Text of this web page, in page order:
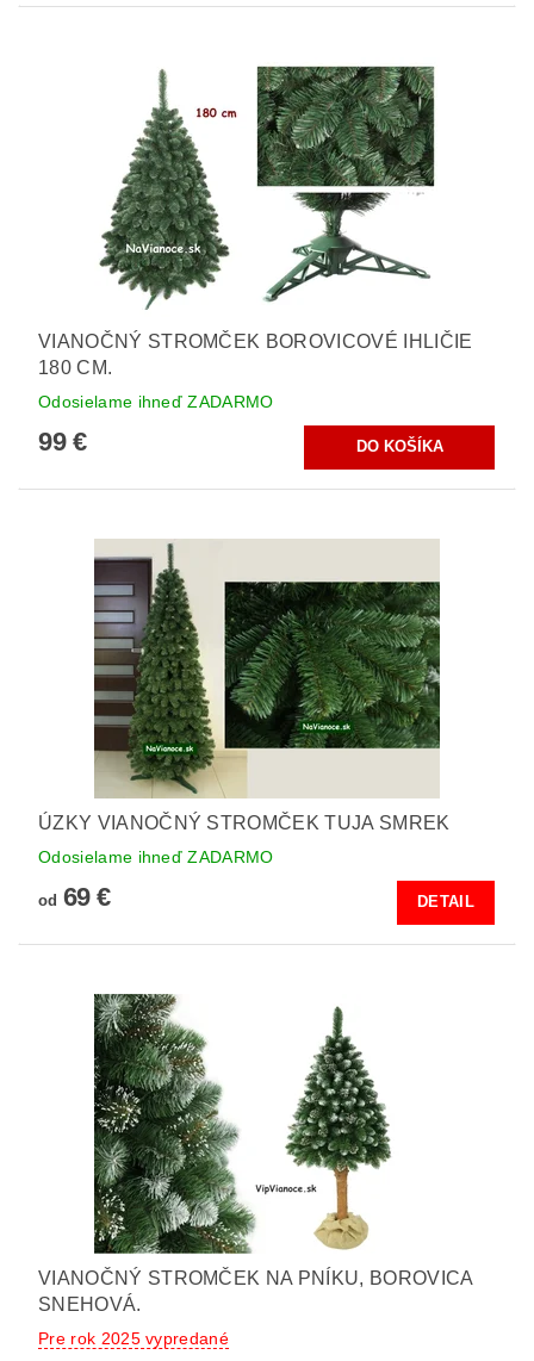
VIANOČNÝ STROMČEK BOROVICOVÉ IHLIČIE
180 CM.
Odosielame ihneď ZADARMO
99 €
ÚZKY VIANOČNÝ STROMČEK TUJA SMREK
Odosielame ihneď ZADARMO
od 69 € DETAIL
VIANOČNÝ STROMČEK NA PNÍKU, BOROVICA
SNEHOVÁ.
Pre rok 2025 vypredané